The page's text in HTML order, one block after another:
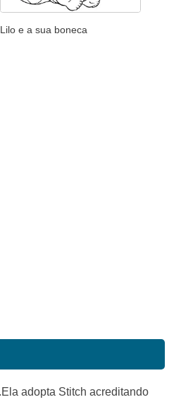
Lilo e a sua boneca
adopta Stitch acreditando